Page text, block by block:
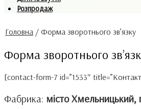
Розпродаж
Головна / Форма зворотнього зв’язку
Форма зворотнього
[contact-form-7 id=”1533″
Фабрика: місто